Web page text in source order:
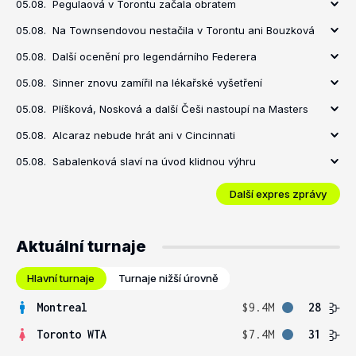
05.08. Pegulaová v Torontu začala obratem
05.08. Na Townsendovou nestačila v Torontu ani Bouzková
05.08. Další ocenění pro legendárního Federera
05.08. Sinner znovu zamířil na lékařské vyšetření
05.08. Plíšková, Nosková a další Češi nastoupí na Masters
05.08. Alcaraz nebude hrát ani v Cincinnati
05.08. Sabalenková slaví na úvod klidnou výhru
Další expres zprávy
Aktuální turnaje
Hlavní turnaje Turnaje nižší úrovně
Montreal $9.4M
28
Toronto WTA
$7.4M 31